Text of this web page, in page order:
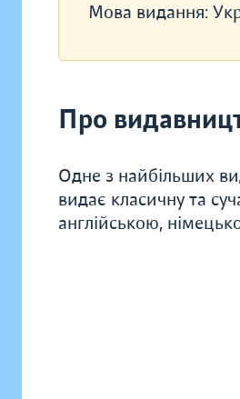
Мова видання:
Про
Одне з найбільших
видає класичну та
англійською,